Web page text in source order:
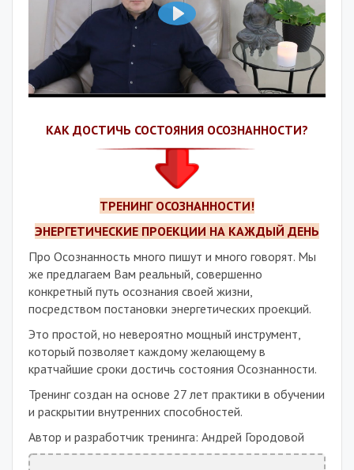
Воспроизвести
Выключить Настройки
На
экран
Воспроизвести
КАК ДОСТИЧЬ СОСТОЯНИЯ ОСОЗНАННОСТИ?
ТРЕНИНГ ОСОЗНАННОСТИ!
ЭНЕРГЕТИЧЕСКИЕ ПРОЕКЦИИ НА КАЖДЫЙ ДЕНЬ
Про Осознанность много пишут и много говорят. Мы
же предлагаем Вам реальный, совершенно
конкретный путь осознания своей жизни,
посредством постановки энергетических проекций.
Это простой, но невероятно мощный инструмент,
который позволяет каждому желающему в
кратчайшие сроки достичь состояния Осознанности.
Тренинг создан на основе 27 лет практики в обучении
и раскрытии внутренних способностей.
Автор и разработчик тренинга: Андрей Городовой